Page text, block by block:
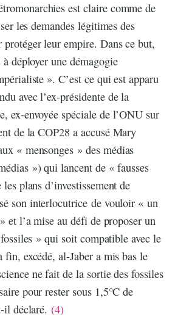
est claire comme de
les demandes légitimes des
protéger leur empire. Dans ce but,
à déployer une démagogie
». C’est ce qui est apparu
avec l’ex-présidente de la
ex-envoyée spéciale de l’ONU sur
de la COP28 a accusé Mary
« mensonges » des médias
») qui lancent de « fausses
plans d’investissement de
son interlocutrice de vouloir « un
et l’a mise au défi de proposer un
» qui soit compatible avec le
excédé, al-Jaber a mis bas le
ne fait de la sortie des fossiles
pour rester sous 1,5°C de
il déclaré. (4)